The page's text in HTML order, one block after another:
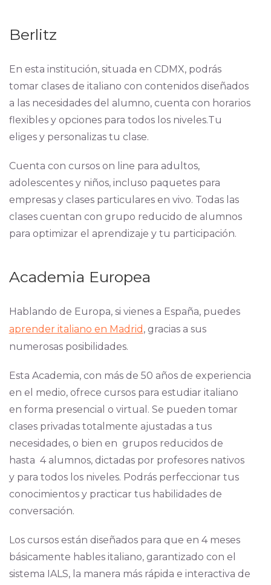
Berlitz
En esta institución, situada en CDMX, podrás
tomar clases de italiano con contenidos diseñados
a las necesidades del alumno, cuenta con horarios
flexibles y opciones para todos los niveles.Tu
eliges y personalizas tu clase.
Cuenta con cursos on line para adultos,
adolescentes y niños, incluso paquetes para
empresas y clases particulares en vivo. Todas las
clases cuentan con grupo reducido de alumnos
para optimizar el aprendizaje y tu participación.
Academia Europea
Hablando de Europa, si vienes a España, puedes
aprender italiano en Madrid , gracias a sus
numerosas posibilidades.
Esta Academia, con más de 50 años de experiencia
en el medio, ofrece cursos para estudiar italiano
en forma presencial o virtual. Se pueden tomar
clases privadas totalmente ajustadas a tus
necesidades, o bien en grupos reducidos de
hasta 4 alumnos, dictadas por profesores nativos
y para todos los niveles. Podrás perfeccionar tus
conocimientos y practicar tus habilidades de
conversación.
Los cursos están diseñados para que en 4 meses
básicamente hables italiano, garantizado con el
sistema IALS, la manera más rápida e interactiva de